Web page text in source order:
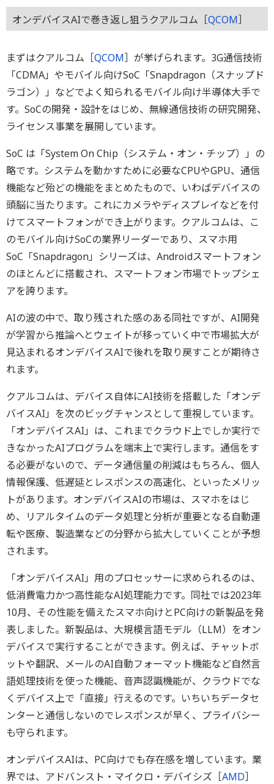
オンデバイスAIで巻き返し狙うクアルコム［QCOM］
まずはクアルコム［QCOM］が挙げられます。3G通信技術
「CDMA」やモバイル向けSoC「Snapdragon（スナップド
ラゴン）」などでよく知られるモバイル向け半導体大手で
す。SoCの開発・設計をはじめ、無線通信技術の研究開発、
ライセンス事業を展開しています。
SoC は「System On Chip（システム・オン・チップ）」の
略です。システムを動かすために必要なCPUやGPU、通信
機能など殆どの機能をまとめたもので、いわばデバイスの
頭脳に当たります。これにカメラやディスプレイなどを付
けてスマートフォンができ上がります。クアルコムは、こ
のモバイル向けSoCの業界リーダーであり、スマホ用
SoC「Snapdragon」シリーズは、Androidスマートフォン
のほとんどに搭載され、スマートフォン市場でトップシェ
アを誇ります。
AIの波の中で、取り残された感のある同社ですが、AI開発
が学習から推論へとウェイトが移っていく中で市場拡大が
見込まれるオンデバイスAIで後れを取り戻すことが期待さ
れます。
クアルコムは、デバイス自体にAI技術を搭載した「オンデ
バイスAI」を次のビッグチャンスとして重視しています。
「オンデバイスAI」は、これまでクラウド上でしか実行で
きなかったAIプログラムを端末上で実行します。通信をす
る必要がないので、データ通信量の削減はもちろん、個人
情報保護、低遅延とレスポンスの高速化、といったメリッ
トがあります。オンデバイスAIの市場は、スマホをはじ
め、リアルタイムのデータ処理と分析が重要となる自動運
転や医療、製造業などの分野から拡大していくことが予想
されます。
「オンデバイスAI」用のプロセッサーに求められるのは、
低消費電力かつ高性能なAI処理能力です。同社では2023年
10月、その性能を備えたスマホ向けとPC向けの新製品を発
表しました。新製品は、大規模言語モデル（LLM）をオン
デバイスで実行することができます。例えば、チャットボ
ットや翻訳、メールのAI自動フォーマット機能など自然言
語処理技術を使った機能、音声認識機能が、クラウドでな
くデバイス上で「直接」行えるのです。いちいちデータセ
ンターと通信しないのでレスポンスが早く、プライバシー
も守られます。
オンデバイスAIは、PC向けでも存在感を増しています。業
界では、アドバンスト・マイクロ・デバイシズ［AMD］